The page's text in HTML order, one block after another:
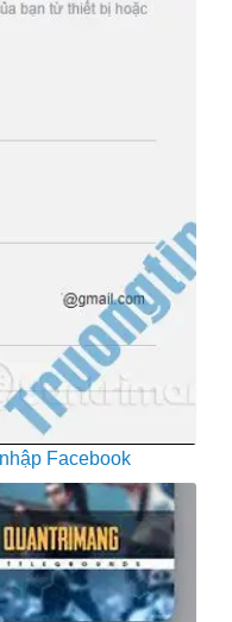
Facebook